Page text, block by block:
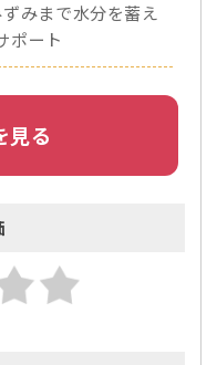
みまで水分を蓄え
ポート
見る